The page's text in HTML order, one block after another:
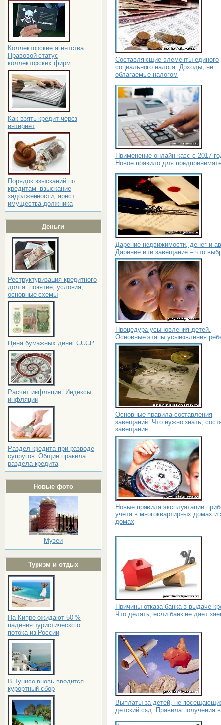
Коллекторские агентства.
Правовой статус
коллекторских фирм
Как взять кредит через
интернет
Порядок взысканий по
кредитам: взыскание
задолженности, арест
имущества должника
Деньги
Реструктуризация кредитного
долга: понятие, условия,
основные схемы
Цена бумажных денег СССР
Расчёт инфляции. Индексы
инфляции
Раздел кредита при разводе
супругов. Общие правила
раздела кредита
Новые фото
Музеи
Туризм и отдых
На Кипре ожидают 50 %
падения туристического
потока из России
В Тунисе вновь вводится
курортный сбор
Составляющие элементы единого
социального налога. Доходы, не
облагаемые налогом
Применение онлайн касс с 2017
Новое правило для
Дарение недвижимости, денег и
Дарение или завещание – что
Процедура усыновления детей.
Основные этапы усыновления
Основные правила составления
завещаний. Что нужно знать,
завещание
Новые правила эксплуатации
учета в многоквартирных домах и
домах
Причины отказа банка в выдаче
Что делать, если банк не дает
Выплаты за детей, не
детский сад. Правила получения